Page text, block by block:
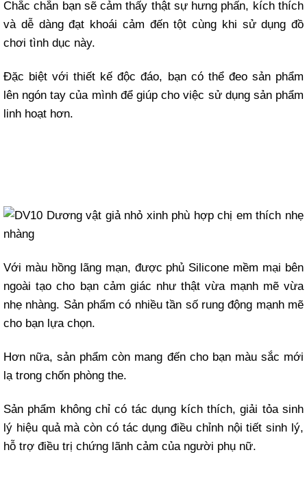
Chắc chắn bạn sẽ cảm thấy thật sự hưng phấn, kích thích
và dễ dàng đạt khoái cảm đến tột cùng khi sử dụng đồ
chơi tình dục này.
Đặc biệt với thiết kế độc đáo, bạn có thể đeo sản phẩm
lên ngón tay của mình để giúp cho việc sử dụng sản phẩm
linh hoạt hơn.
Với màu hồng lãng mạn, được phủ Silicone mềm mại bên
ngoài tạo cho bạn cảm giác như thật vừa mạnh mẽ vừa
nhẹ nhàng. Sản phẩm có nhiều tần số rung động mạnh mẽ
cho bạn lựa chọn.
Hơn nữa, sản phẩm còn mang đến cho bạn màu sắc mới
lạ trong chốn phòng the.
Sản phẩm không chỉ có tác dụng kích thích, giải tỏa sinh
lý hiệu quả mà còn có tác dụng điều chỉnh nội tiết sinh lý,
hỗ trợ điều trị chứng lãnh cảm của người phụ nữ.